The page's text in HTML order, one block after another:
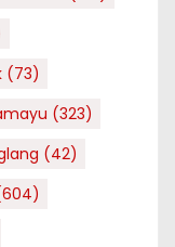
(73)
(323)
(42)